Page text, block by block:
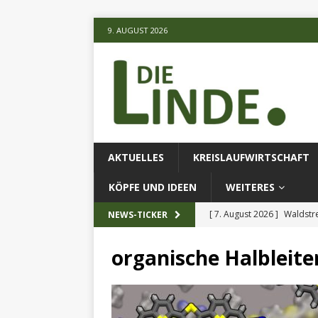
9. AUGUST 2026
AKTUELLES KREISLAUFWIRTSCHAFT
KÖPFE UND IDEEN WEITERES
NEWS-TICKER [ 7. August 2026 ]
[ 7. August 2026 ] KI-
eingesetz
AKTUELLES
organische